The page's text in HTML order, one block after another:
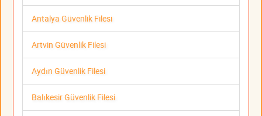
Antalya Güvenlik Filesi
Artvin Güvenlik Filesi
Aydın Güvenlik Filesi
Balıkesir Güvenlik Filesi